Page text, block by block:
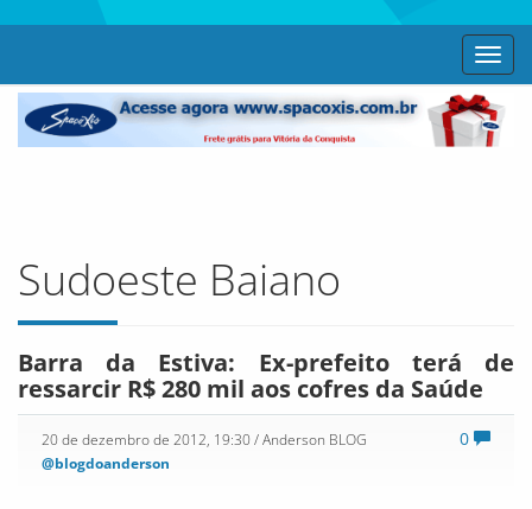
Sudoeste Baiano
Barra da Estiva: Ex-prefeito terá de
ressarcir R$ 280 mil aos cofres da Saúde
0
20 de dezembro de 2012, 19:30/ Anderson BLOG
@blogdoanderson